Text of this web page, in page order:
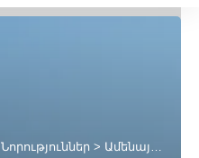
Նորություններ > Ամենայն Հայոց Կաթողիկոսը հանդիպեց «Քաղաքացիական պայմանագիր» կուսակցության առաջնորդի հետ